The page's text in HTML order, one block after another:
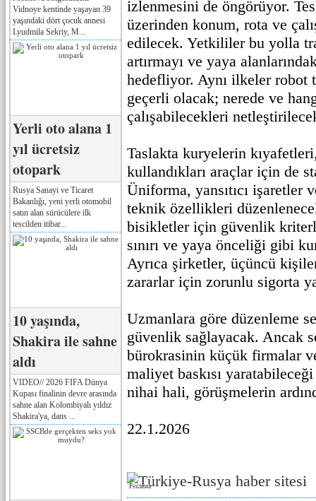
Vidnoye kentinde yaşayan 39
yaşındaki dört çocuk annesi
Lyudmila Sekriy, M...
Yerli oto alana 1
yıl ücretsiz
otopark
Rusya Sanayi ve Ticaret
Bakanlığı, yeni yerli otomobil
satın alan sürücülere ilk
tescilden itibar...
10 yaşında,
Shakira ile sahne
aldı
VIDEO// 2026 FIFA Dünya
Kupası finalinin devre arasında
sahne alan Kolombiyalı yıldız
Shakira'ya, dans ...
izlenmesini de öngörüyor.
üzerinden konum, rota ve
edilecek. Yetkililer bu yolla
artırmayı ve yaya
hedefliyor. Aynı ilkeler robot
geçerli olacak; nerede ve
çalışabilecekleri
Taslakta kuryelerin
kullandıkları araçlar için de
Üniforma, yansıtıcı işaretler
teknik özellikleri
bisikletler için güvenlik
sınırı ve yaya önceliği gibi
Ayrıca şirketler, üçüncü
zararlar için zorunlu sigorta
Uzmanlara göre düzenleme
güvenlik sağlayacak. Ancak
bürokrasinin küçük firmalar
maliyet baskısı
nihai hali, görüşmelerin
22.1.2026
Реклама